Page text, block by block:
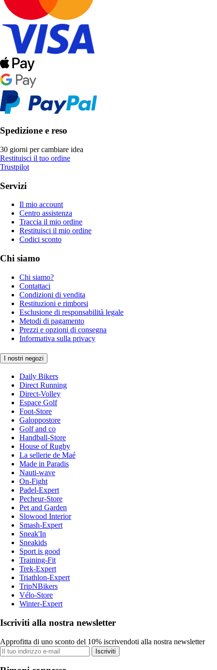
Spedizione e reso
30 giorni per cambiare idea
Restituisci il tuo ordine
Trustpilot
Servizi
Il mio account
Centro assistenza
Traccia il mio ordine
Restituisci il mio ordine
Codici sconto
Chi siamo
Chi siamo?
Contattaci
Condizioni di vendita
Restituzioni e rimborsi
Esclusione di responsabilità legale
Metodi di pagamento
Prezzi e opzioni di consegna
Informativa sulla privacy
I nostri negozi
Daily Bikers
Direct Running
Direct-Volley
Espace Golf
Foot-Store
Galoppostore
Golf and co
Handball-Store
House of Rugby
La sellerie de Maé
Made in Paradis
Nauti-wave
On-Fight
Padel-Expert
Pecheur-Store
Pet and Garden
Slowood Interior
Smash-Expert
Sneak'In
Sneakids
Sport is good
Training-Fit
Trek-Expert
Triathlon-Expert
TripNBikers
Vélo-Store
Winter-Expert
Iscriviti alla nostra newsletter
Approfitta di uno sconto del 10% iscrivendoti alla nostra newsletter
Iscriviti